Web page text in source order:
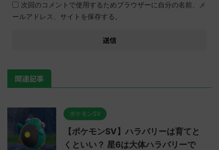
次回のコメントで使用するためブラウザーに自分の名前、メ
ールアドレス、サイトを保存する。
関連記事
ポケモンSV
【ポケモンSV】ハラバリーは育てと
くといい？ 星6は大体ハラバリーで